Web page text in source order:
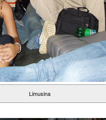
Limusina